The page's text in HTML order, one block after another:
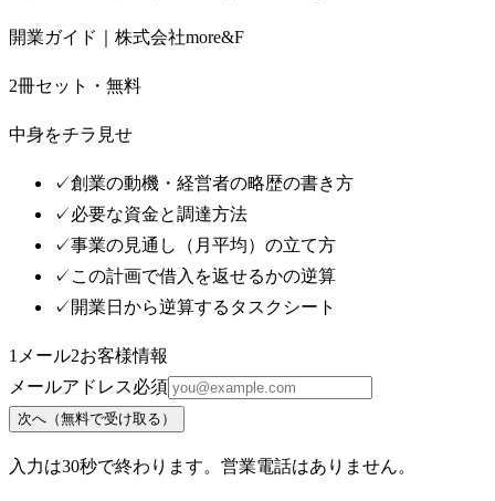
開業ガイド｜株式会社more&F
2冊セット・無料
中身をチラ見せ
✓創業の動機・経営者の略歴の書き方
✓必要な資金と調達方法
✓事業の見通し（月平均）の立て方
✓ この計画で借入を返せるかの逆算
✓ 開業日から逆算するタスクシート
1 メール2お客様情報
メールアドレス必須
次へ（無料で受け取る）
入力は30秒で終わります。営業電話はありません。